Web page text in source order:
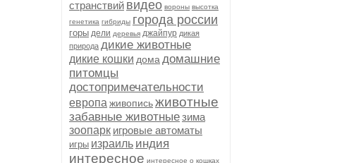
странствий видео вороны высотка
генетика гибриды города россии
горы дели деревья джайпур дикая
природа дикие животные
дикие кошки дома домашние
питомцы
достопримечательности
европа живописьживотные
забавные животныезима
зоопарк игровые автоматы
игры израиль индия
интересное интересное о кошках